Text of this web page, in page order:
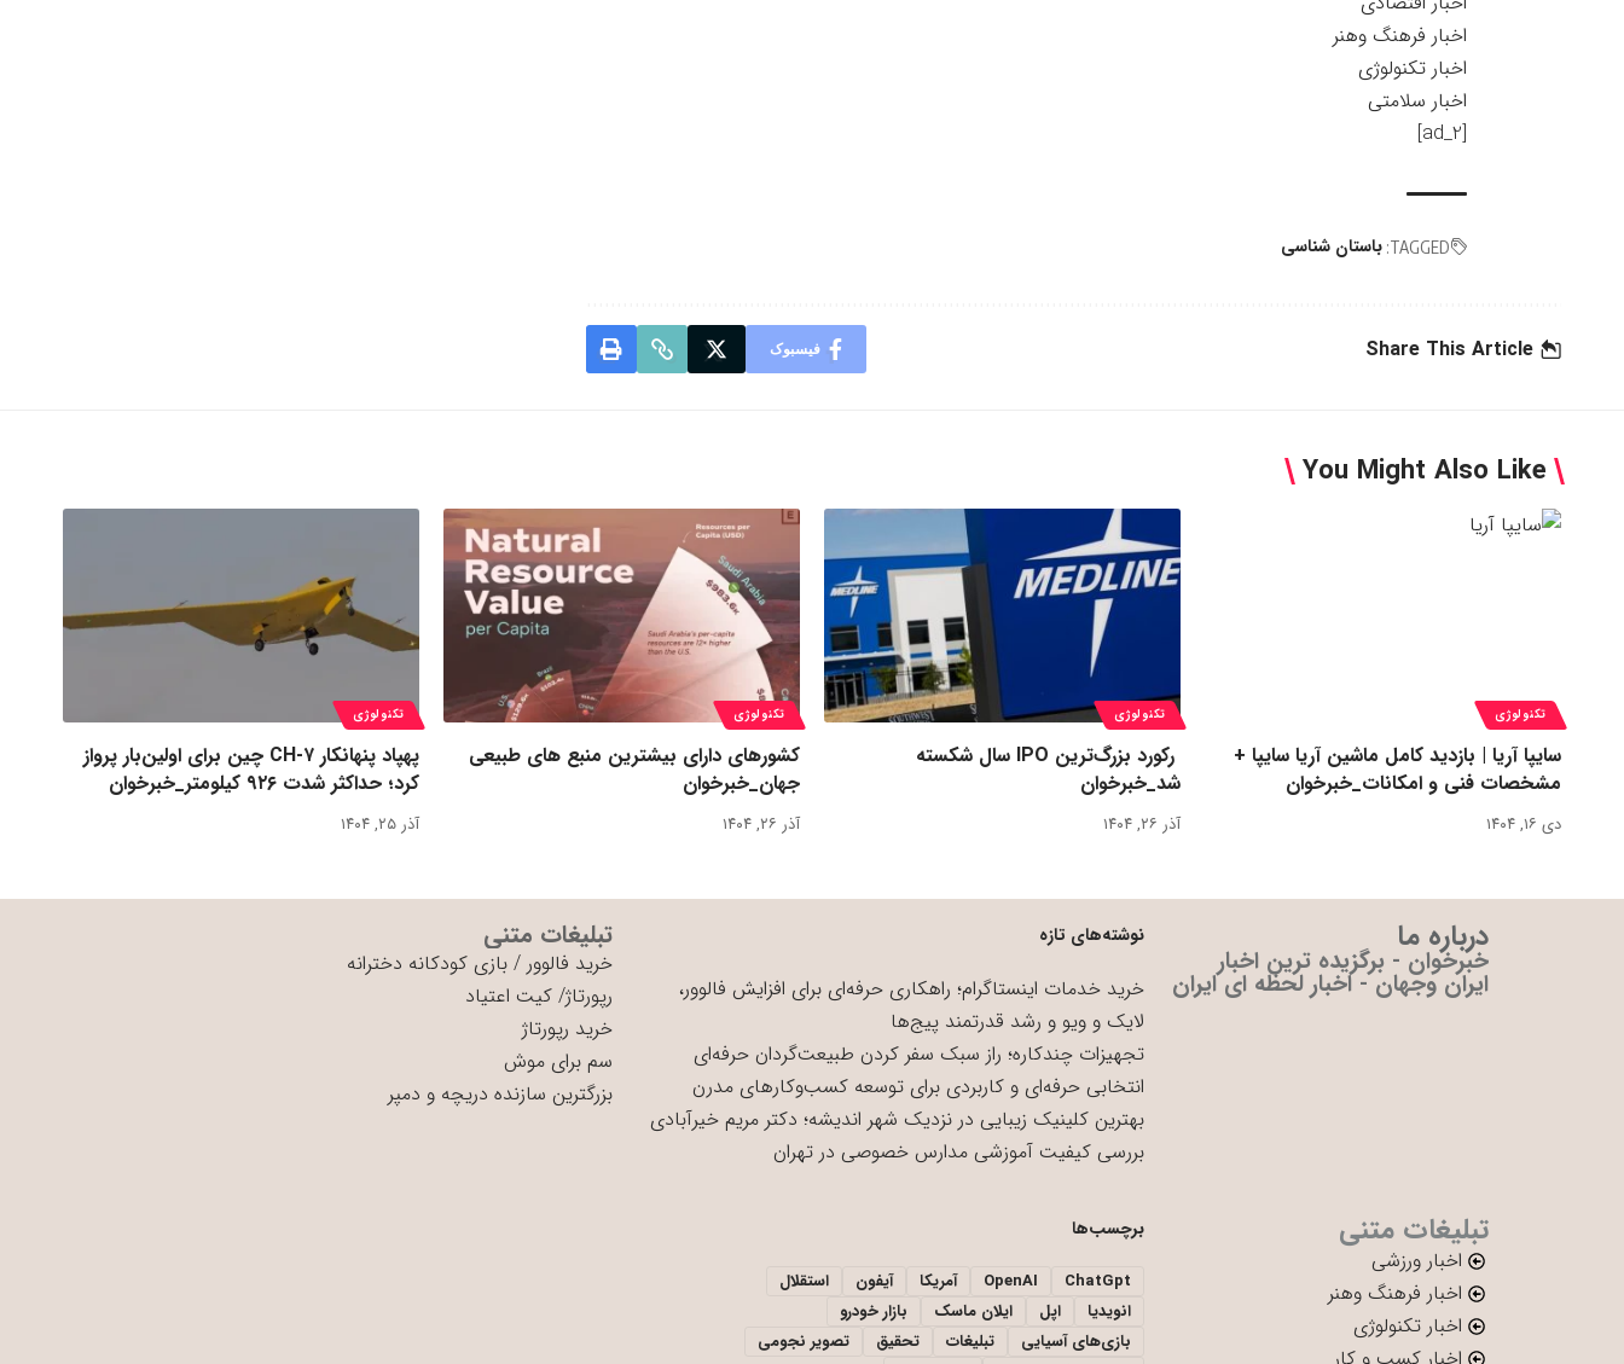
اخبار فرهنگ وهنر
اخبار تکنولوژی
اخبار سلامتی
[ad_2]
TAGGED: باستان شناسی
Share This Article فیسبوک
You Might Also Like
تکنولوژی
سایپا آریا | بازدید کامل ماشین آریا سایپا +
مشخصات فنی و امکانات_خبرخوان
دی ۱۶, ۱۴۰۴
تکنولوژی
رکورد بزرگ‌ترین IPO سال شکسته
شد_خبرخوان
آذر ۲۶, ۱۴۰۴
تکنولوژی
کشورهای دارای بیشترین منبع های طبیعی
جهان_خبرخوان
آذر ۲۶, ۱۴۰۴
تکنولوژی
پهپاد پنهانکار CH-۷ چین برای اولین‌بار پرواز
کرد؛ حداکثر شدت ۹۲۶ کیلومتر_خبرخوان
آذر ۲۵, ۱۴۰۴
درباره ما
خبرخوان - برگزیده ترین اخبار
ایران وجهان - اخبار لحظه ای ایران
نوشته‌های تازه
خرید خدمات اینستاگرام؛ راهکاری حرفه‌ای برای افزایش فالوور،
لایک و ویو و رشد قدرتمند پیج‌ها
تجهیزات چندکاره؛ راز سبک سفر کردن طبیعت‌گردان حرفه‌ای
انتخابی حرفه‌ای و کاربردی برای توسعه کسب‌وکارهای مدرن
بهترین کلینیک زیبایی در نزدیک شهر اندیشه؛ دکتر مریم خیرآبادی
بررسی کیفیت آموزشی مدارس خصوصی در تهران
تبلیغات متنی
خرید فالوور /بازی کودکانه دخترانه
رپورتاژ/کیت اعتیاد
خرید رپورتاژ
سم برای موش
بزرگترین سازنده دریچه و دمپر
تبلیغات متنی
اخبار ورزشی
اخبار فرهنگ وهنر
اخبار تکنولوژی
برچسب‌ها
ChatGpt
OpenAI آمریکا آیفون
استقلال
انویدیا
اپل ایلان ماسک
بازار خودرو
بازی‌های آسیایی
تبلیغات تحقیق
تصویر نجومی